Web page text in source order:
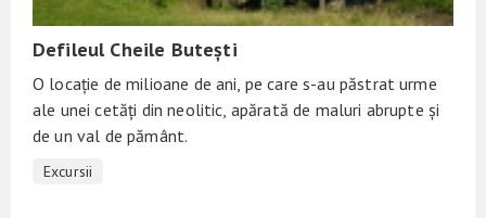
Defileul Cheile Butești
O locație de milioane de ani, pe care s-au păstrat urme
ale unei cetăți din neolitic, apărată de maluri abrupte și
de un val de pământ.
Excursii